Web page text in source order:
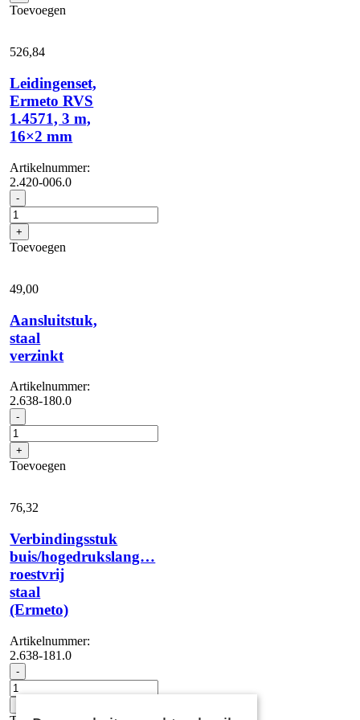
m
Toevoegen
526,84
Leidingenset,
Ermeto RVS
1.4571, 3 m,
16×2 mm
Artikelnummer:
2.420-006.0
- Leidingenset,
Ermeto
RVS
1.4571,
3
16x2
mm
+
Toevoegen
49,00
Aansluitstuk,
staal
verzinkt
Artikelnummer:
2.638-180.0
- Aansluitstuk,
staal
verzinkt
aantal
+
Toevoegen
76,32
Verbindingsstuk
buis/hogedrukslang…
roestvrij
staal
(Ermeto)
Artikelnummer:
2.638-181.0
- Verbindingsstuk
buis/hogedrukslang...
roestvrij